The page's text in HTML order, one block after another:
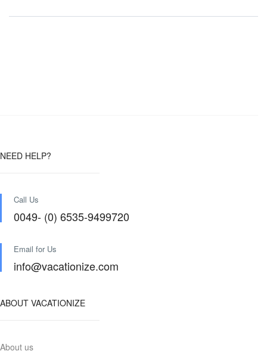
NEED HELP?
Call Us
0049- (0) 6535-9499720
Email for Us
info@vacationize.com
ABOUT VACATIONIZE
About us